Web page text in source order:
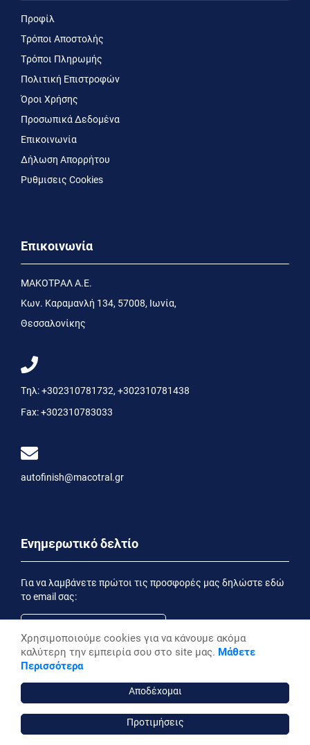
Προφίλ
Τρόποι Αποστολής
Τρόποι Πληρωμής
Πολιτική Επιστροφών
Όροι Χρήσης
Προσωπικά Δεδομένα
Επικοινωνία
Δήλωση Απορρήτου
Ρυθμισεις Cookies
Επικοινωνία
MΑΚΟΤΡΑΛ Α.Ε.
Kων. Kαραμανλή 134, 57008, Ιωνία,
Θεσσαλονίκης
Τηλ:+302310781732, +302310781438
Fax:+302310783033
autofinish@macotral.gr
Ενημερωτικό δελτίο
Για να λαμβάνετε πρώτοι τις προσφορές μας δηλώστε εδώ
το email σας:
Εγγραφή
Έχοντας ενημερωθεί από την
επιθυμώ να λαμβάνω ενημερωτικά email
Powered by Stonewave
Χρησιμοποιούμε cookies για να κάνουμε ακόμα
καλύτερη την εμπειρία σου στο site μας. Μάθετε
Περισσότερα
Αποδέχομαι
Προτιμήσεις